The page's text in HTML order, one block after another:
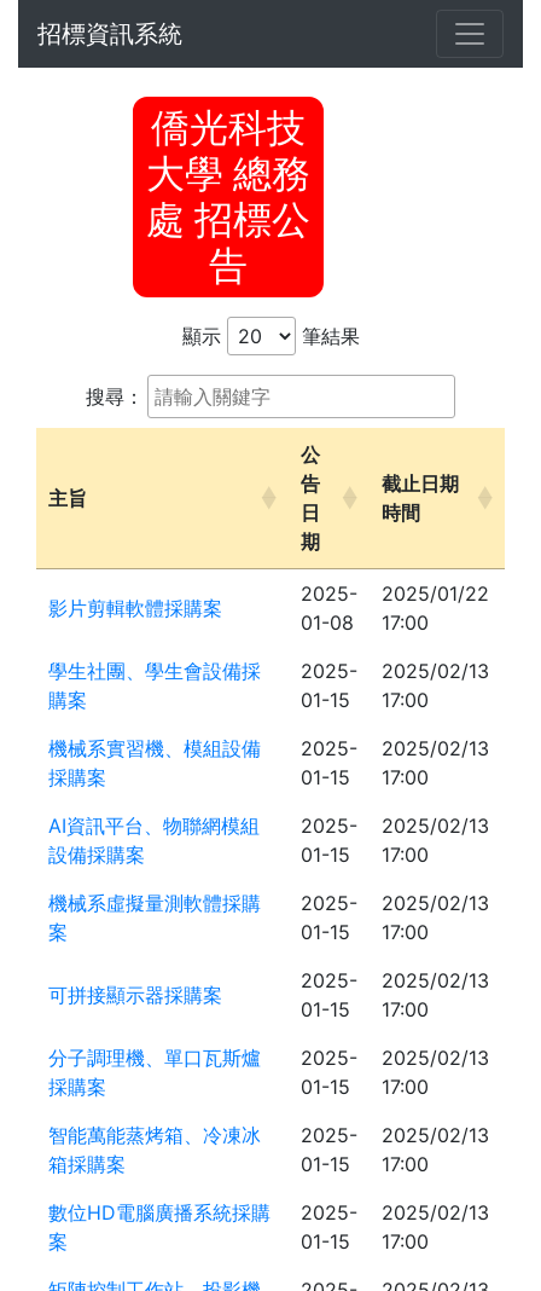
招標資訊系統
僑光科技
大學 總務
處 招標公
告
顯示 筆結果
搜尋：
主旨
公
告
日
期
截止日期
時間
影片剪輯軟體採購案
2025-
01-08
2025/01/22
17:00
學生社團、學生會設備採
購案
2025-
01-15
2025/02/13
17:00
機械系實習機、模組設備
採購案
2025-
01-15
2025/02/13
17:00
AI資訊平台、物聯網模組
設備採購案
2025-
01-15
2025/02/13
17:00
機械系虛擬量測軟體採購
案
2025-
01-15
2025/02/13
17:00
可拼接顯示器採購案
2025-
01-15
2025/02/13
17:00
分子調理機、單口瓦斯爐
採購案
2025-
01-15
2025/02/13
17:00
智能萬能蒸烤箱、冷凍冰
箱採購案
2025-
01-15
2025/02/13
17:00
數位HD電腦廣播系統採購
案
2025-
01-15
2025/02/13
17:00